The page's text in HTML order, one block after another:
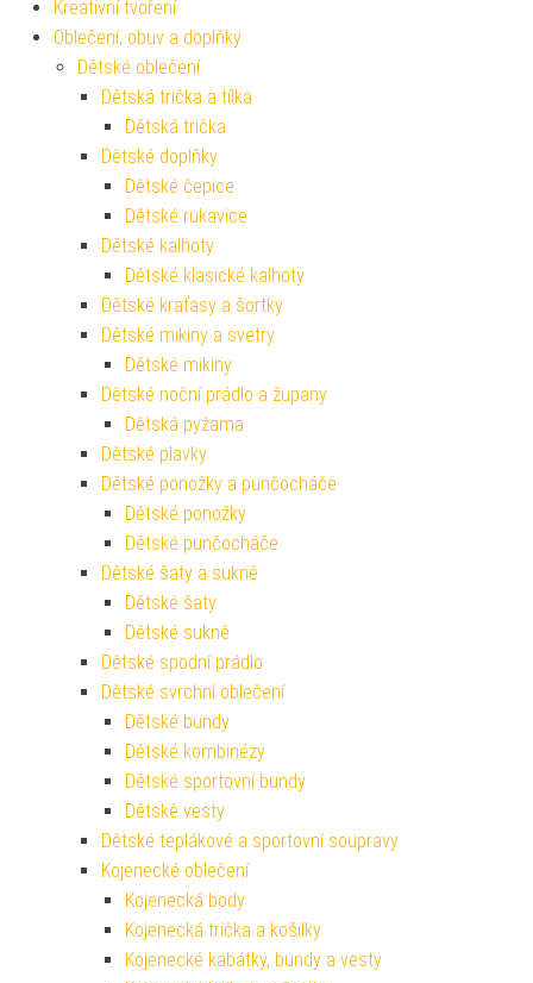
Kreativní tvoření
Oblečení, obuv a doplňky
Dětské oblečení
Dětská trička a tílka
Dětská trička
Dětské doplňky
Dětské čepice
Dětské rukavice
Dětské kalhoty
Dětské klasické kalhoty
Dětské kraťasy a šortky
Dětské mikiny a svetry
Dětské mikiny
Dětské noční prádlo a župany
Dětská pyžama
Dětské plavky
Dětské ponožky a punčocháče
Dětské ponožky
Dětské punčocháče
Dětské šaty a sukně
Dětské šaty
Dětské sukně
Dětské spodní prádlo
Dětské svrchní oblečení
Dětské bundy
Dětské kombinézy
Dětské sportovní bundy
Dětské vesty
Dětské teplákové a sportovní soupravy
Kojenecké oblečení
Kojenecká body
Kojenecká trička a košilky
Kojenecké kabátky, bundy a vesty